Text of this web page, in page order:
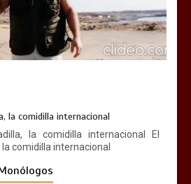
la comidilla internacional
la comidilla internacional El
comidilla internacional